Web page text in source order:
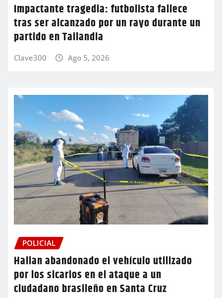
Impactante tragedia: futbolista fallece
tras ser alcanzado por un rayo durante un
partido en Tailandia
Clave300 Ago 5, 2026
POLICIAL
Hallan abandonado el vehículo utilizado
por los sicarios en el ataque a un
ciudadano brasileño en Santa Cruz